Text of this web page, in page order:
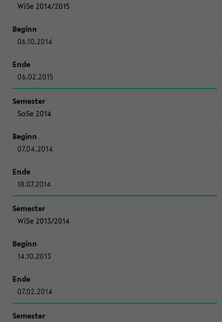
WiSe 2014/2015
06.10.2014
06.02.2015
SoSe 2014
07.04.2014
18.07.2014
WiSe 2013/2014
14.10.2013
07.02.2014